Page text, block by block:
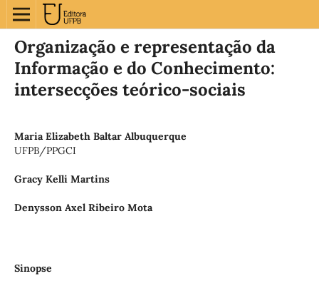
Organização e representação da
Informação e do Conhecimento:
intersecções teórico-sociais
Maria Elizabeth Baltar Albuquerque
UFPB/PPGCI
Gracy Kelli Martins
Denysson Axel Ribeiro Mota
Sinopse